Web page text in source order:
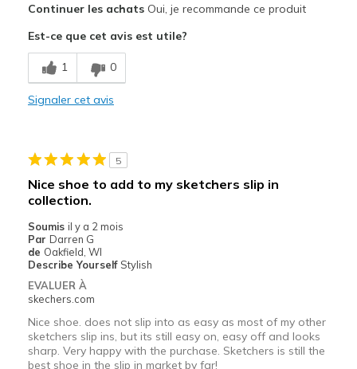
Les meilleures utilisations
Casual Wear
View On Shoes
Shoes are for Wearing
Continuer les achatsOui, je recommande ce produit
Est-ce que cet avis est utile?
1 0
Signaler cet avis
5
Nice shoe to add to my sketchers slip in
collection.
Soumis il y a 2 mois
Par Darren G
de Oakfield, WI
Describe Yourself Stylish
EVALUER À
skechers.com
Nice shoe. does not slip into as easy as most of my other
sketchers slip ins, but its still easy on, easy off and looks
sharp. Very happy with the purchase. Sketchers is still the
best shoe in the slip in market by far!